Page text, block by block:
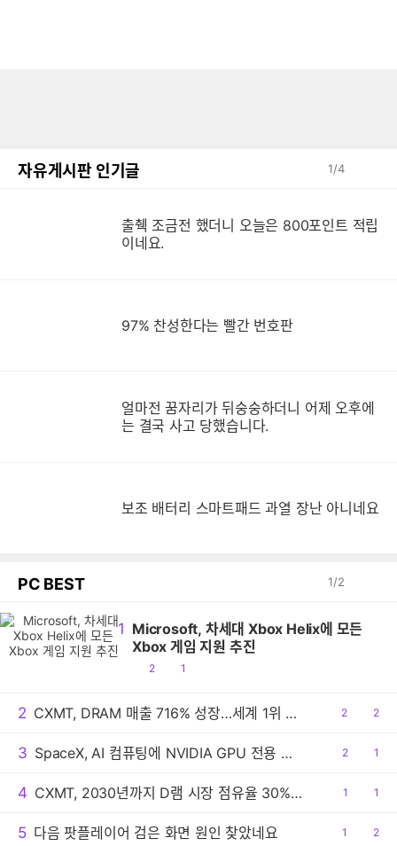
자유게시판 인기글 1/4
출췍 조금전 했더니 오늘은 800포인트 적립
이네요.
97% 찬성한다는 빨간 번호판
얼마전 꿈자리가 뒤숭숭하더니 어제 오후에
는 결국 사고 당했습니다.
보조 배터리 스마트패드 과열 장난 아니네요
PC BEST 1/2
1 Microsoft, 차세대 Xbox Helix에 모든
Xbox 게임 지원 추진
공
2
댓1
2 CXMT, DRAM 매출 716% 성장…세계 1위 기록
공
2
댓
2
3 SpaceX, AI 컴퓨팅에 NVIDIA GPU 전용 사용
공
2
댓1
4 CXMT, 2030년까지 D램 시장 점유율 30% 목표
공1
댓1
5 다음 팟플레이어 검은 화면 원인 찾았네요
공1
댓
2